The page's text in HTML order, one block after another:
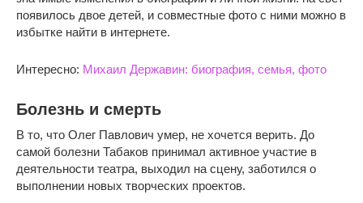
появилось двое детей, и совместные фото с ними можно в
избытке найти в интернете.
Интересно: Михаил Державин: биография, семья, фото
Болезнь и смерть
В то, что Олег Павлович умер, не хочется верить. До
самой болезни Табаков принимал активное участие в
деятельности театра, выходил на сцену, заботился о
выполнении новых творческих проектов.